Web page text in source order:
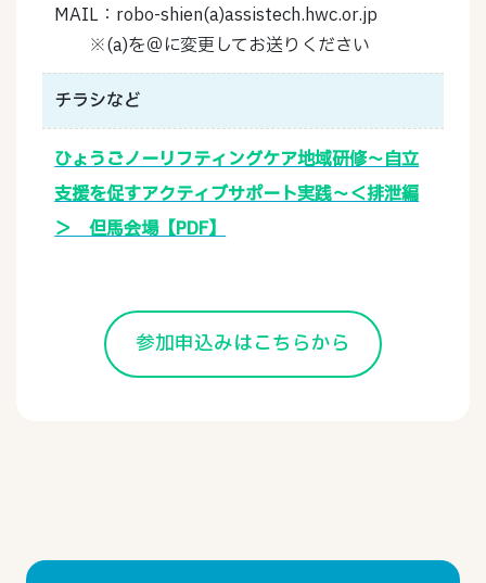
MAIL：robo-shien(a)assistech.hwc.or.jp
※(a)を＠に変更してお送りください
チラシなど
ひょうごノーリフティングケア地域研修～自立
支援を促すアクティブサポート実践～＜排泄編
＞ 但馬会場【PDF】
参加申込みはこちらから